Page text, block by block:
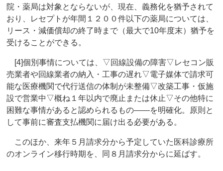
院・薬局は対象とならないが、現在、義務化を猶予されて
おり、レセプトが年間１２００件以下の薬局については、
リース・減価償却の終了時まで（最大で10年度末）猶予を
受けることができる。
[4]個別事情については、▽回線設備の障害▽レセコン販
売業者や回線業者の納入・工事の遅れ▽電子媒体で請求可
能な医療機関で代行送信の体制が未整備▽改築工事・仮施
設で営業中▽概ね１年以内で廃止または休止▽その他特に
困難な事情があると認められるもの――を明確化。原則と
して事前に審査支払機関に届け出る必要がある。
このほか、来年５月請求分から予定していた医科診療所
のオンライン移行時期を、同８月請求分からに延ばす。